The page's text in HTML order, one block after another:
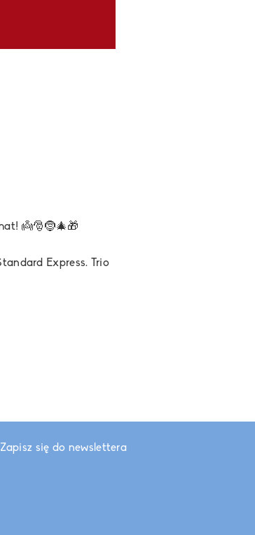
👼🎅🤶🎄🎁
Express. Trio
Zapisz się do newslettera